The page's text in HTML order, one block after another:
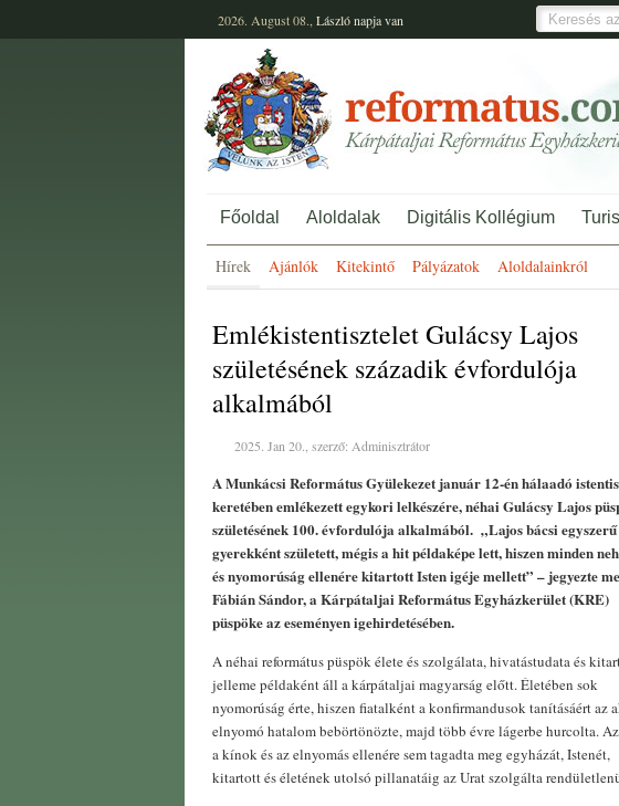
2026. August 08., Lászlónapja van
Főoldal Aloldalak Digitális Kollégium
Hírek Ajánlók Kitekintő Pályázatok Aloldalainkról
Emlékistentisztelet Gulácsy Lajos
születésének századik évfordulója
alkalmából
2025. Jan 20., szerző: Adminisztrátor
A Munkácsi Református Gyülekezet január 12-én hálaadó
keretében emlékezett egykori lelkészére, néhai Gulácsy Lajos
születésének 100. évfordulója alkalmából. „Lajos bácsi egyszerű
gyerekként született, mégis a hit példaképe lett, hiszen minden
és nyomorúság ellenére kitartott Isten igéje mellett” – jegyezte
Fábián Sándor, a Kárpátaljai Református Egyházkerület (KRE)
püspöke az eseményen igehirdetésében.
A néhai református püspök élete és szolgálata, hivatástudata és
jelleme példaként áll a kárpátaljai magyarság előtt. Életében sok
nyomorúság érte, hiszen fiatalként a konfirmandusok tanításáért az
elnyomó hatalom bebörtönözte, majd több évre lágerbe hurcolta.
a kínok és az elnyomás ellenére sem tagadta meg egyházát, Istenét,
kitartott és életének utolsó pillanatáig az Urat szolgálta